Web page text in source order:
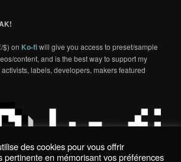
$) on Ko-fiwill give you access to preset/sample
content, and is the best way to support my
labels, developers, makers featured
des cookies pour vous offrir
pertinente en mémorisant vos préférences